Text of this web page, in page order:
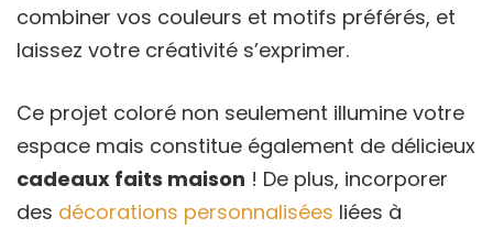
combiner vos couleurs et motifs préférés, et
laissez votre créativité s’exprimer.
Ce projet coloré non seulement illumine votre
espace mais constitue également de délicieux
cadeaux faits maison ! De plus, incorporer
des décorations personnalisées liées à